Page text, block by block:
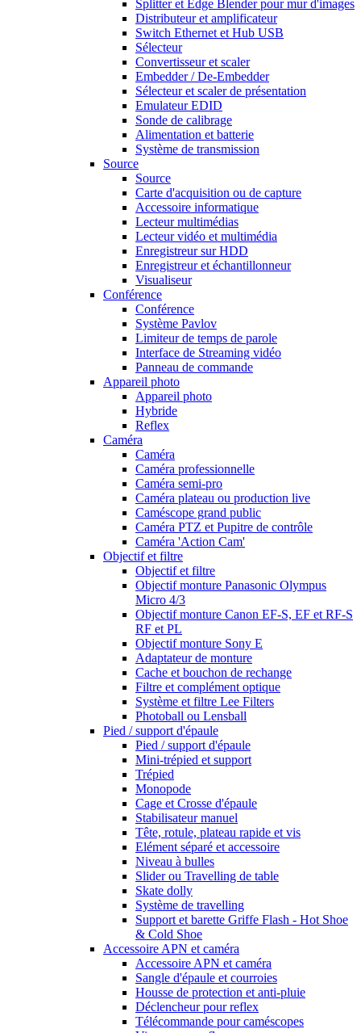
Splitter et Edge Blender pour mur d'images
Distributeur et amplificateur
Switch Ethernet et Hub USB
Sélecteur
Convertisseur et scaler
Embedder / De-Embedder
Sélecteur et scaler de présentation
Emulateur EDID
Sonde de calibrage
Alimentation et batterie
Système de transmission
Source
Source
Carte d'acquisition ou de capture
Accessoire informatique
Lecteur multimédias
Lecteur vidéo et multimédia
Enregistreur sur HDD
Enregistreur et échantillonneur
Visualiseur
Conférence
Conférence
Système Pavlov
Limiteur de temps de parole
Interface de Streaming vidéo
Panneau de commande
Appareil photo
Appareil photo
Hybride
Reflex
Caméra
Caméra
Caméra professionnelle
Caméra semi-pro
Caméra plateau ou production live
Caméscope grand public
Caméra PTZ et Pupitre de contrôle
Caméra 'Action Cam'
Objectif et filtre
Objectif et filtre
Objectif monture Panasonic Olympus
Micro 4/3
Objectif monture Canon EF-S, EF et RF-S
RF et PL
Objectif monture Sony E
Adaptateur de monture
Cache et bouchon de rechange
Filtre et complément optique
Système et filtre Lee Filters
Photoball ou Lensball
Pied / support d'épaule
Pied / support d'épaule
Mini-trépied et support
Trépied
Monopode
Cage et Crosse d'épaule
Stabilisateur manuel
Tête, rotule, plateau rapide et vis
Elément séparé et accessoire
Niveau à bulles
Slider ou Travelling de table
Skate dolly
Système de travelling
Support et barette Griffe Flash - Hot Shoe
& Cold Shoe
Accessoire APN et caméra
Accessoire APN et caméra
Sangle d'épaule et courroies
Housse de protection et anti-pluie
Déclencheur pour reflex
Télécommande pour caméscopes